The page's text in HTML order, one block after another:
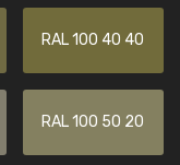
RAL 100 40 40
RAL 100 50 20